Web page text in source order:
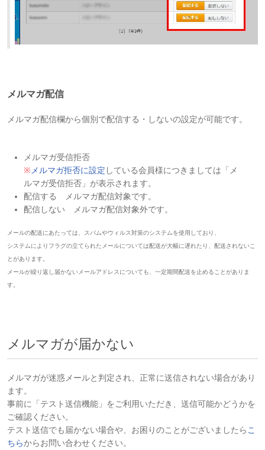
メルマガ配信
メルマガ配信欄から個別で配信する・しないの設定が可能です。
メルマガ受信拒否
※メルマガ拒否に設定 している会員様につきましては「メ
ルマガ受信拒否」が表示されます。
配信する メルマガ配信対象です。
配信しない メルマガ配信対象外です。
メールの配送にあたっては、スパムやウィルス対策のシステムを使用しており、
システムによりフラグの立てられたメールについては配送が大幅に遅れたり、配送されないこ
とがあります。
メールが繰り返し届かないメールアドレスについても、一定期間配送を止めることがありま
す。
メルマガが届かない
メルマガが迷惑メールと判定され、正常に送信されない場合があり
ます。
事前に「テスト送信機能」をご利用いただき、送信可能かどうかを
ご確認ください。
テスト送信でも届かない場合や、お困りのことがございましたらこ
ちらからお問い合わせください。